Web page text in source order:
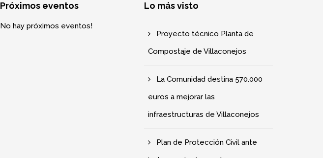
Próximos eventos
No hay próximos eventos!
Lo más visto
Proyecto técnico Planta de
Compostaje de Villaconejos
La Comunidad destina 570.000
euros a mejorar las
infraestructuras de Villaconejos
Plan de Protección Civil ante